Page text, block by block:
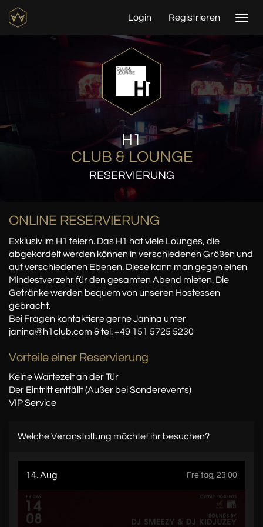
Login Registrieren
H1
CLUB & LOUNGE
RESERVIERUNG
ONLINE RESERVIERUNG
Exklusiv im H1 feiern. Das H1 hat viele Lounges, die
abgekordelt werden können in verschiedenen Größen und
auf verschiedenen Ebenen. Diese kann man gegen einen
Mindestverzehr für den gesamten Abend mieten. Die
Getränke werden bequem von unseren Hostessen
gebracht.
Bei Fragen kontaktiere gerne Janina unter
janina@h1club.com & tel. +49 151 5725 5230
Vorteile einer Reservierung
Keine Wartezeit an der Tür
Der Eintritt entfällt (Außer bei Sonderevents)
VIP Service
Welche Veranstaltung möchtet ihr besuchen?
14. Aug Freitag, 23:00